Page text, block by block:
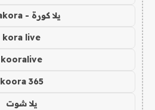
يلا كورة - yallakora
kora live
kooralive
koora 365
يلا شوت